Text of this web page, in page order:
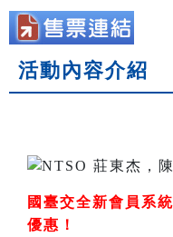
活動內容介紹
國臺交全新會員系
優惠！